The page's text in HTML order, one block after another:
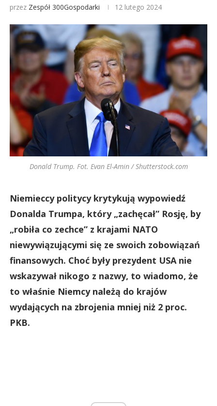
przez Zespół 300Gospodarki 12 lutego 2024
Donald Trump. Fot. Evan El-Amin / Shutterstock.com
Niemieccy politycy krytykują wypowiedź
Donalda Trumpa, który „zachęcał” Rosję, by
„robiła co zechce” z krajami NATO
niewywiązującymi się ze swoich zobowiązań
finansowych. Choć były prezydent USA nie
wskazywał nikogo z nazwy, to wiadomo, że
to właśnie Niemcy należą do krajów
wydających na zbrojenia mniej niż 2 proc.
PKB.